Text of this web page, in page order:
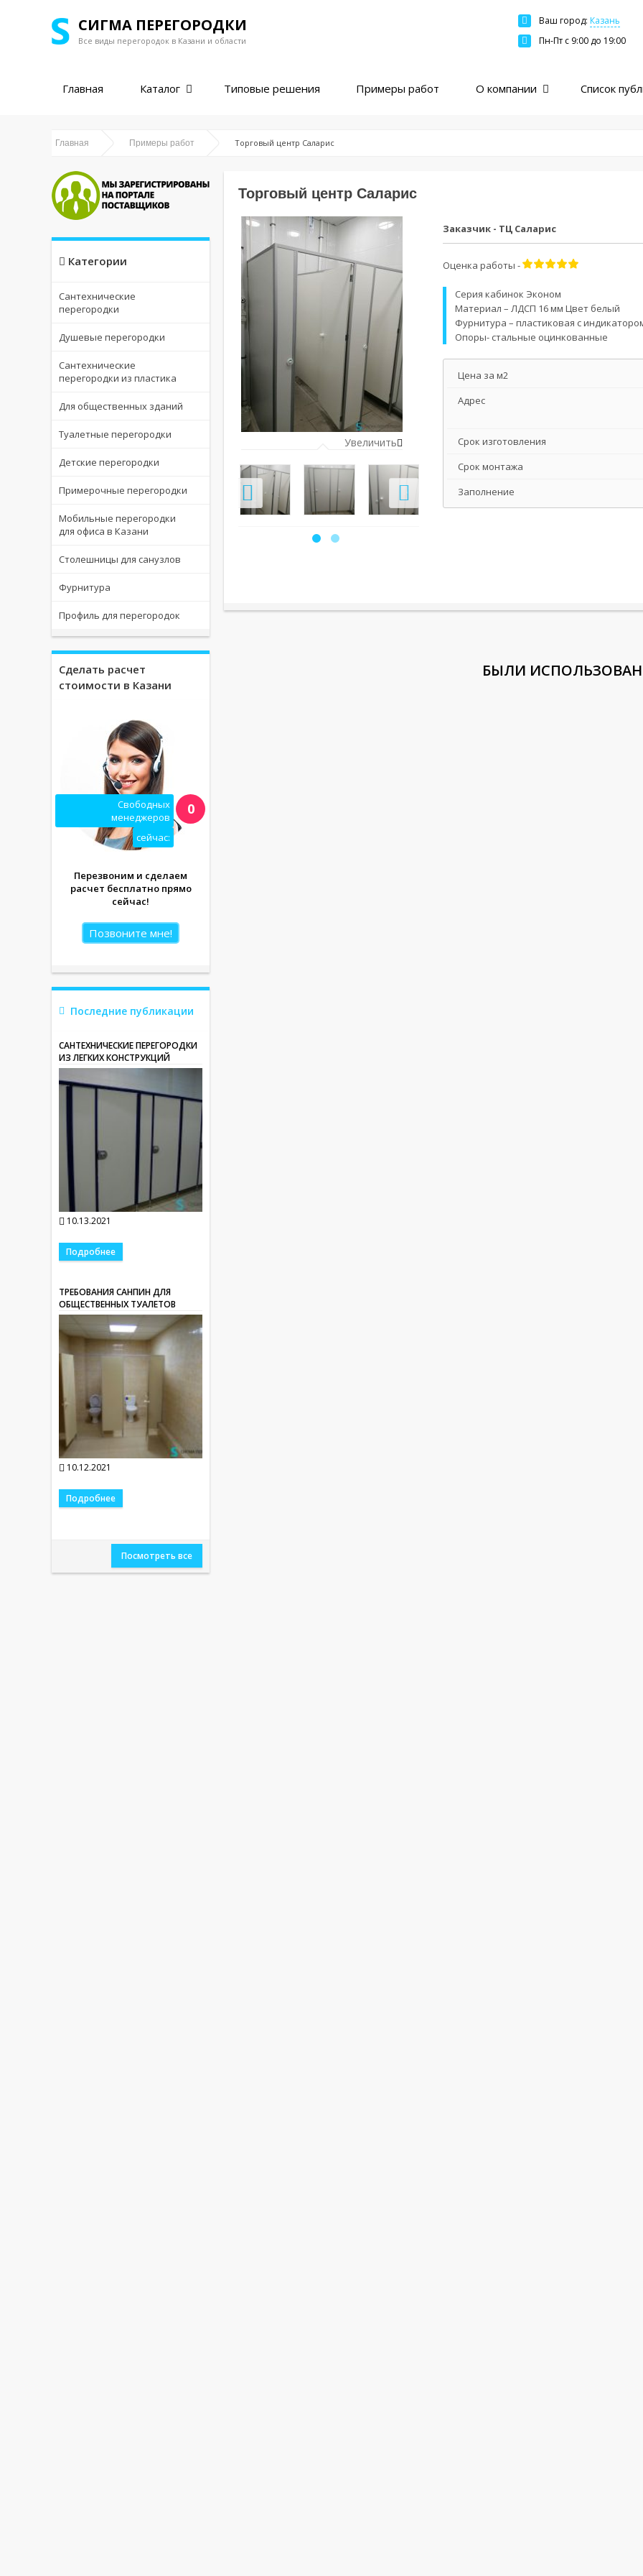
СИГМА ПЕРЕГОРОДКИ
Все виды перегородок в Казани и области
Ваш город: Казань
Москва
Санкт-Петербург
Екатеринбург
Пермь
Пн-Пт c 9:00 до 19:00
Главная Каталог Типовые решения Примеры работ О компании Список
Главная Примеры работ Торговый центр Саларис
Категории
Сантехнические
перегородки
Душевые перегородки
Сантехнические
перегородки из пластика
Для общественных зданий
Туалетные перегородки
Детские перегородки
Примерочные перегородки
Мобильные перегородки
для офиса в Казани
Столешницы для санузлов
Фурнитура
Профиль для перегородок
Сделать расчет
стоимости в Казани
Свободных
менеджеров
сейчас:
0
Перезвоним и сделаем
расчет бесплатно прямо
сейчас!
Позвоните мне!
Последние публикации
САНТЕХНИЧЕСКИЕ ПЕРЕГОРОДКИ
ИЗ ЛЕГКИХ КОНСТРУКЦИЙ
10.13.2021
Подробнее
ТРЕБОВАНИЯ САНПИН ДЛЯ
ОБЩЕСТВЕННЫХ ТУАЛЕТОВ
10.12.2021
Подробнее
Посмотреть все
Торговый центр Саларис
Увеличить
Заказчик - ТЦ Саларис
Оценка работы -
Серия кабинок Эконом
Материал – ЛДСП 16 мм Цвет белый
Фурнитура – пластиковая с
Опоры- стальные оцинкованные
Цена за м2
Адрес
Срок изготовления
Срок монтажа
Заполнение
БЫЛИ